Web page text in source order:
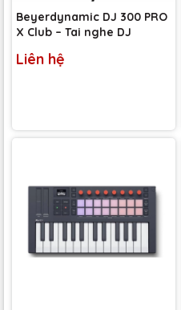
Beyerdynamic DJ 300 PRO
X Club – Tai nghe DJ
Liên hệ